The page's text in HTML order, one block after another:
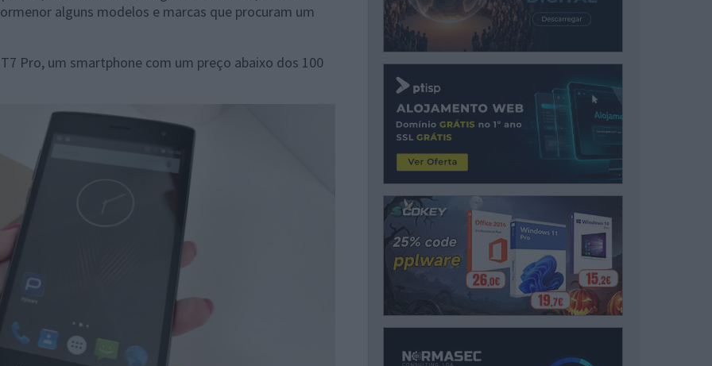
alguns modelos e marcas que procuram um
Pro, um smartphone com um preço abaixo dos 100